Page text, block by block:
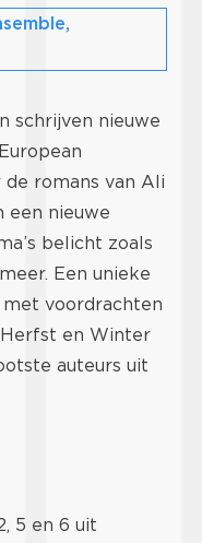
schrijven nieuwe
romans van Ali
een nieuwe
belicht zoals
Een unieke
voordrachten
en Winter
auteurs uit
5 en 6 uit